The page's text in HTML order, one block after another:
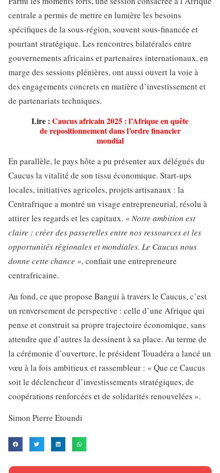
centrale a permis de mettre en lumière les besoins
spécifiques de la sous-région, souvent sous-financée et
pourtant stratégique. Les rencontres bilatérales entre
gouvernements africains et partenaires internationaux, en
marge des sessions plénières, ont aussi ouvert la voie à
des engagements concrets en matière d’investissement et
de partenariats techniques.
Lire : Caucus africain 2025 : l’Afrique en quête
de repositionnement dans l’ordre financier
mondial
En parallèle, le pays hôte a pu présenter aux délégués du
Caucus la vitalité de son tissu économique. Start-ups
locales, initiatives agricoles, projets artisanaux : la
Centrafrique a montré un visage entrepreneurial, résolu à
attirer les regards et les capitaux. « Notre ambition est
claire : créer des passerelles entre nos ressources et les
opportunités régionales et mondiales. Le Caucus nous
donne cette chance », confiait une entrepreneure
centrafricaine.
Au fond, ce que propose Bangui à travers le Caucus, c’est
un renversement de perspective : celle d’une Afrique qui
pense et construit sa propre trajectoire économique, sans
attendre que d’autres la dessinent à sa place. Au terme de
la cérémonie d’ouverture, le président Touadéra a lancé un
vœu à la fois ambitieux et rassembleur : « Que ce Caucus
soit le déclencheur d’investissements stratégiques, de
coopérations renforcées et de solidarités renouvelées ».
Simon Pierre Etoundi